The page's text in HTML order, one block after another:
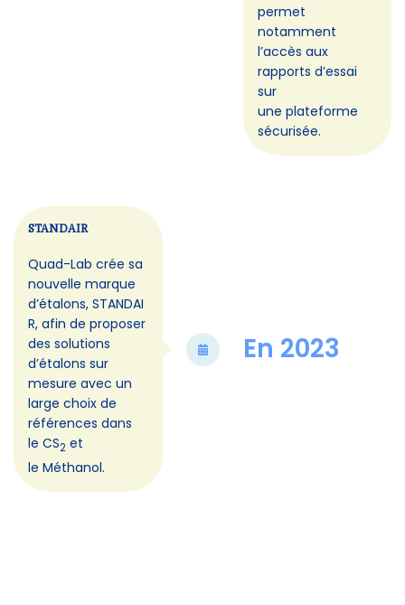
permet
notamment
l’accès aux
rapports d’essai
sur
une plateforme
sécurisée.
STANDAIR
Quad-Lab crée sa
nouvelle marque
d’étalons, STANDAI
R, afin de proposer
des solutions
d’étalons sur
mesure avec un
large choix de
références dans
le CS2 et
le Méthanol.
En 2023